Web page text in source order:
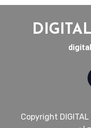
Copyright